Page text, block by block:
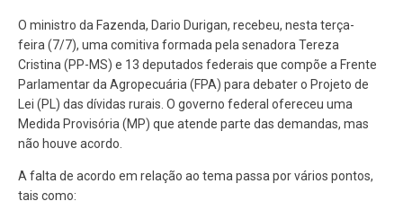
O ministro da Fazenda, Dario Durigan, recebeu, nesta terça-
feira (7/7), uma comitiva formada pela senadora Tereza
Cristina (PP-MS) e 13 deputados federais que compõe a Frente
Parlamentar da Agropecuária (FPA) para debater o Projeto de
Lei (PL) das dívidas rurais. O governo federal ofereceu uma
Medida Provisória (MP) que atende parte das demandas, mas
não houve acordo.
A falta de acordo em relação ao tema passa por vários pontos,
tais como: